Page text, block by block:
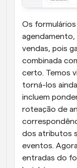
Os
agendamento,
vendas, pois
combinada
certo. Temos
torná-los
incluem
roteação de
dos atributos
eventos.
entradas do